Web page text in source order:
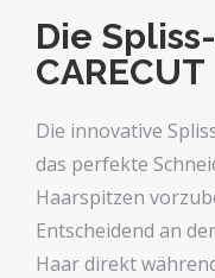
Die
CARECUT
Die innovative
das perfekte
Haarspitzen
Entscheidend an
Haar direkt